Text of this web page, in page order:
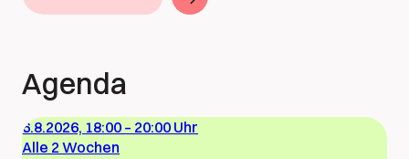
Agenda
6.8.2026, 18:00 – 20:00 Uhr
Alle 2 Wochen